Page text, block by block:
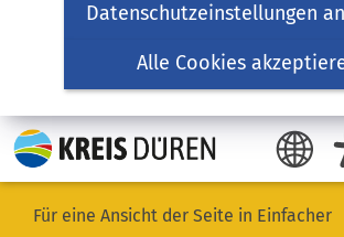
Datenschutzeinstellungen
Alle Cookies
Für eine Ansicht der Seite in Einfacher